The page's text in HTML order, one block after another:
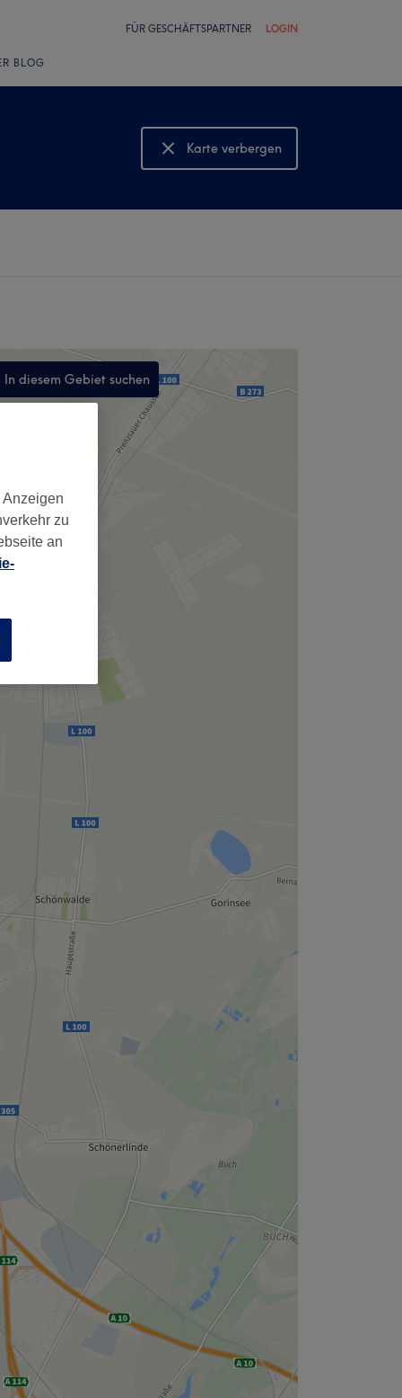
FÜR GESCHÄFTSPARTNER LOGIN
BLOG
Karte verbergen
Karte anzeigen
In diesem Gebiet suchen
,
zu
an